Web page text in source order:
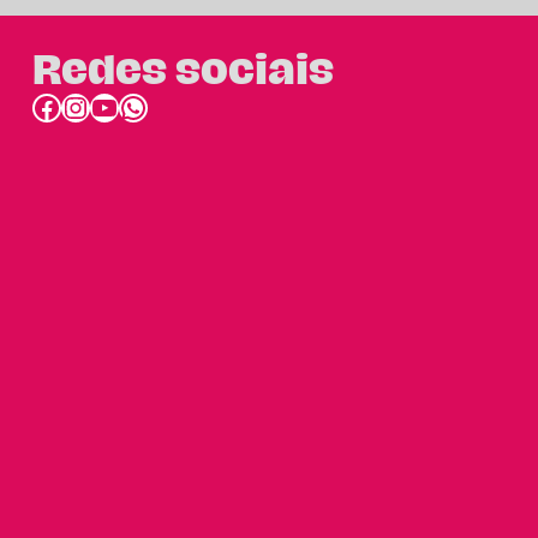
Redes sociais
Facebook InstagramYoutube link do whatsapp